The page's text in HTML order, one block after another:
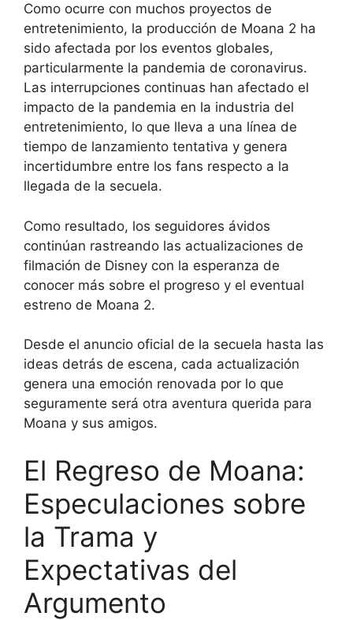
Como ocurre con muchos proyectos de
entretenimiento, la producción de Moana 2 ha
sido afectada por los eventos globales,
particularmente la pandemia de coronavirus.
Las interrupciones continuas han afectado el
impacto de la pandemia en la industria del
entretenimiento, lo que lleva a una línea de
tiempo de lanzamiento tentativa y genera
incertidumbre entre los fans respecto a la
llegada de la secuela.
Como resultado, los seguidores ávidos
continúan rastreando las actualizaciones de
filmación de Disney con la esperanza de
conocer más sobre el progreso y el eventual
estreno de Moana 2.
Desde el anuncio oficial de la secuela hasta las
ideas detrás de escena, cada actualización
genera una emoción renovada por lo que
seguramente será otra aventura querida para
Moana y sus amigos.
El Regreso de Moana:
Especulaciones sobre
la Trama y
Expectativas del
Argumento